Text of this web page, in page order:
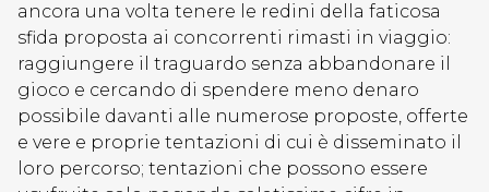
ancora una volta tenere le redini della faticosa
sfida proposta ai concorrenti rimasti in viaggio:
raggiungere il traguardo senza abbandonare il
gioco e cercando di spendere meno denaro
possibile davanti alle numerose proposte, offerte
e vere e proprie tentazioni di cui è disseminato il
loro percorso; tentazioni che possono essere